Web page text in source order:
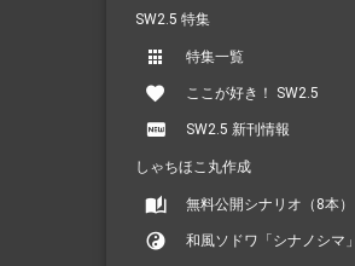
SW2.5 特集
特集一覧
ここが好き！ SW2.5
SW2.5 新刊情報
しゃちほこ丸作成
無料公開シナリオ（8本）
和風ソドワ「シナノシマ」